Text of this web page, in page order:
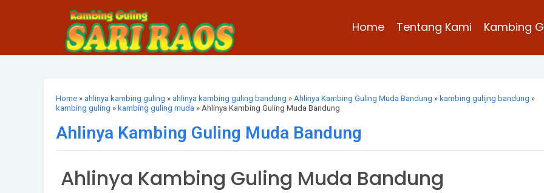
Home Tentang Kami Kambing
Home » ahlinya kambing guling » ahlinya kambing guling bandung » Ahlinya Kambing Guling Muda Bandung » kambing gulijng bandung »
kambing guling » kambing guling muda » Ahlinya Kambing Guling Muda Bandung
Ahlinya Kambing Guling Muda Bandung
Ahlinya Kambing Guling Muda Bandung